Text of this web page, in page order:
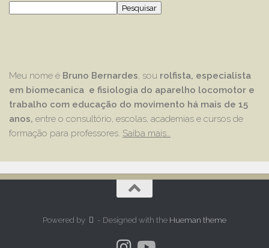
Pesquisar
Meu nome é Bruno Bernardes, sou rolfista, especialista
em biomecanica e fisiologia do aparelho locomotor e
trabalho com educação do movimento há mais de 15
anos, entre o consultório, escolas, academias e cursos de
formação para professores. Saiba mais…
Powered by - Designed with the Hueman theme